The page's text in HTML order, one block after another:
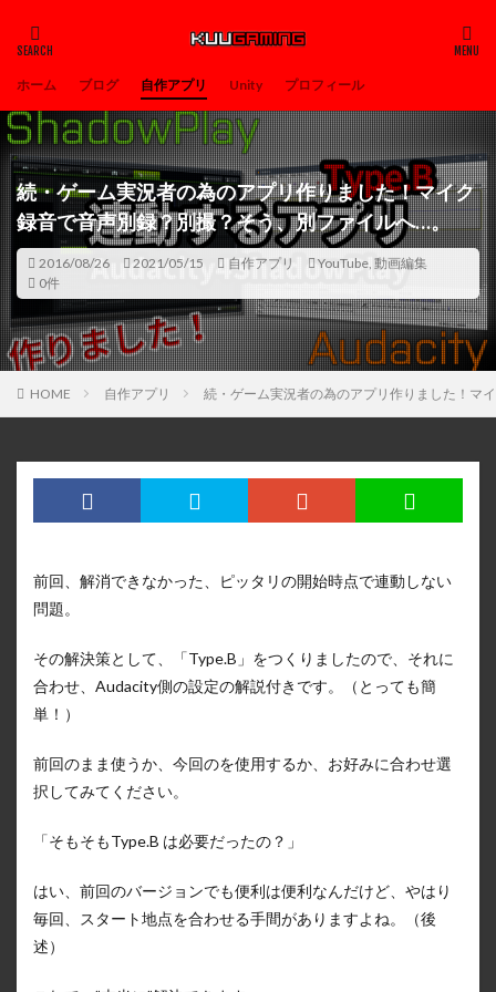
ホーム ブログ 自作アプリ Unity プロフィール
続・ゲーム実況者の為のアプリ作りました！マイク
録音で音声別録？別撮？そう、別ファイルへ…。
2016/08/26 2021/05/15 自作アプリ YouTube, 動画編集
0件
HOME 自作アプリ 続・ゲーム実況者の為のアプリ作りました！マ
前回、解消できなかった、ピッタリの開始時点で連動しない
問題。
その解決策として、「Type.B」をつくりましたので、それに
合わせ、Audacity側の設定の解説付きです。（とっても簡
単！）
前回のまま使うか、今回のを使用するか、お好みに合わせ選
択してみてください。
「そもそもType.B は必要だったの？」
はい、前回のバージョンでも便利は便利なんだけど、やはり
毎回、スタート地点を合わせる手間がありますよね。（後
述）